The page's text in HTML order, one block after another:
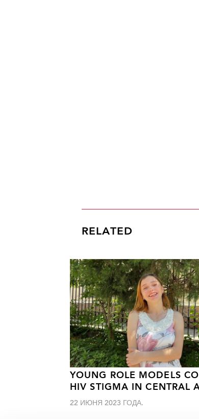
RELATED
YOUNG ROLE MODELS
HIV STIGMA IN CENTRAL
22 ИЮНЯ 2023 ГОДА.